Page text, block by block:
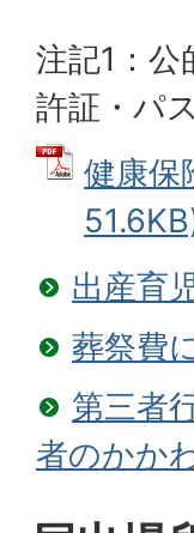
注記1：
許証・パ
健康保
出産育
葬祭費
第三者
者のかか